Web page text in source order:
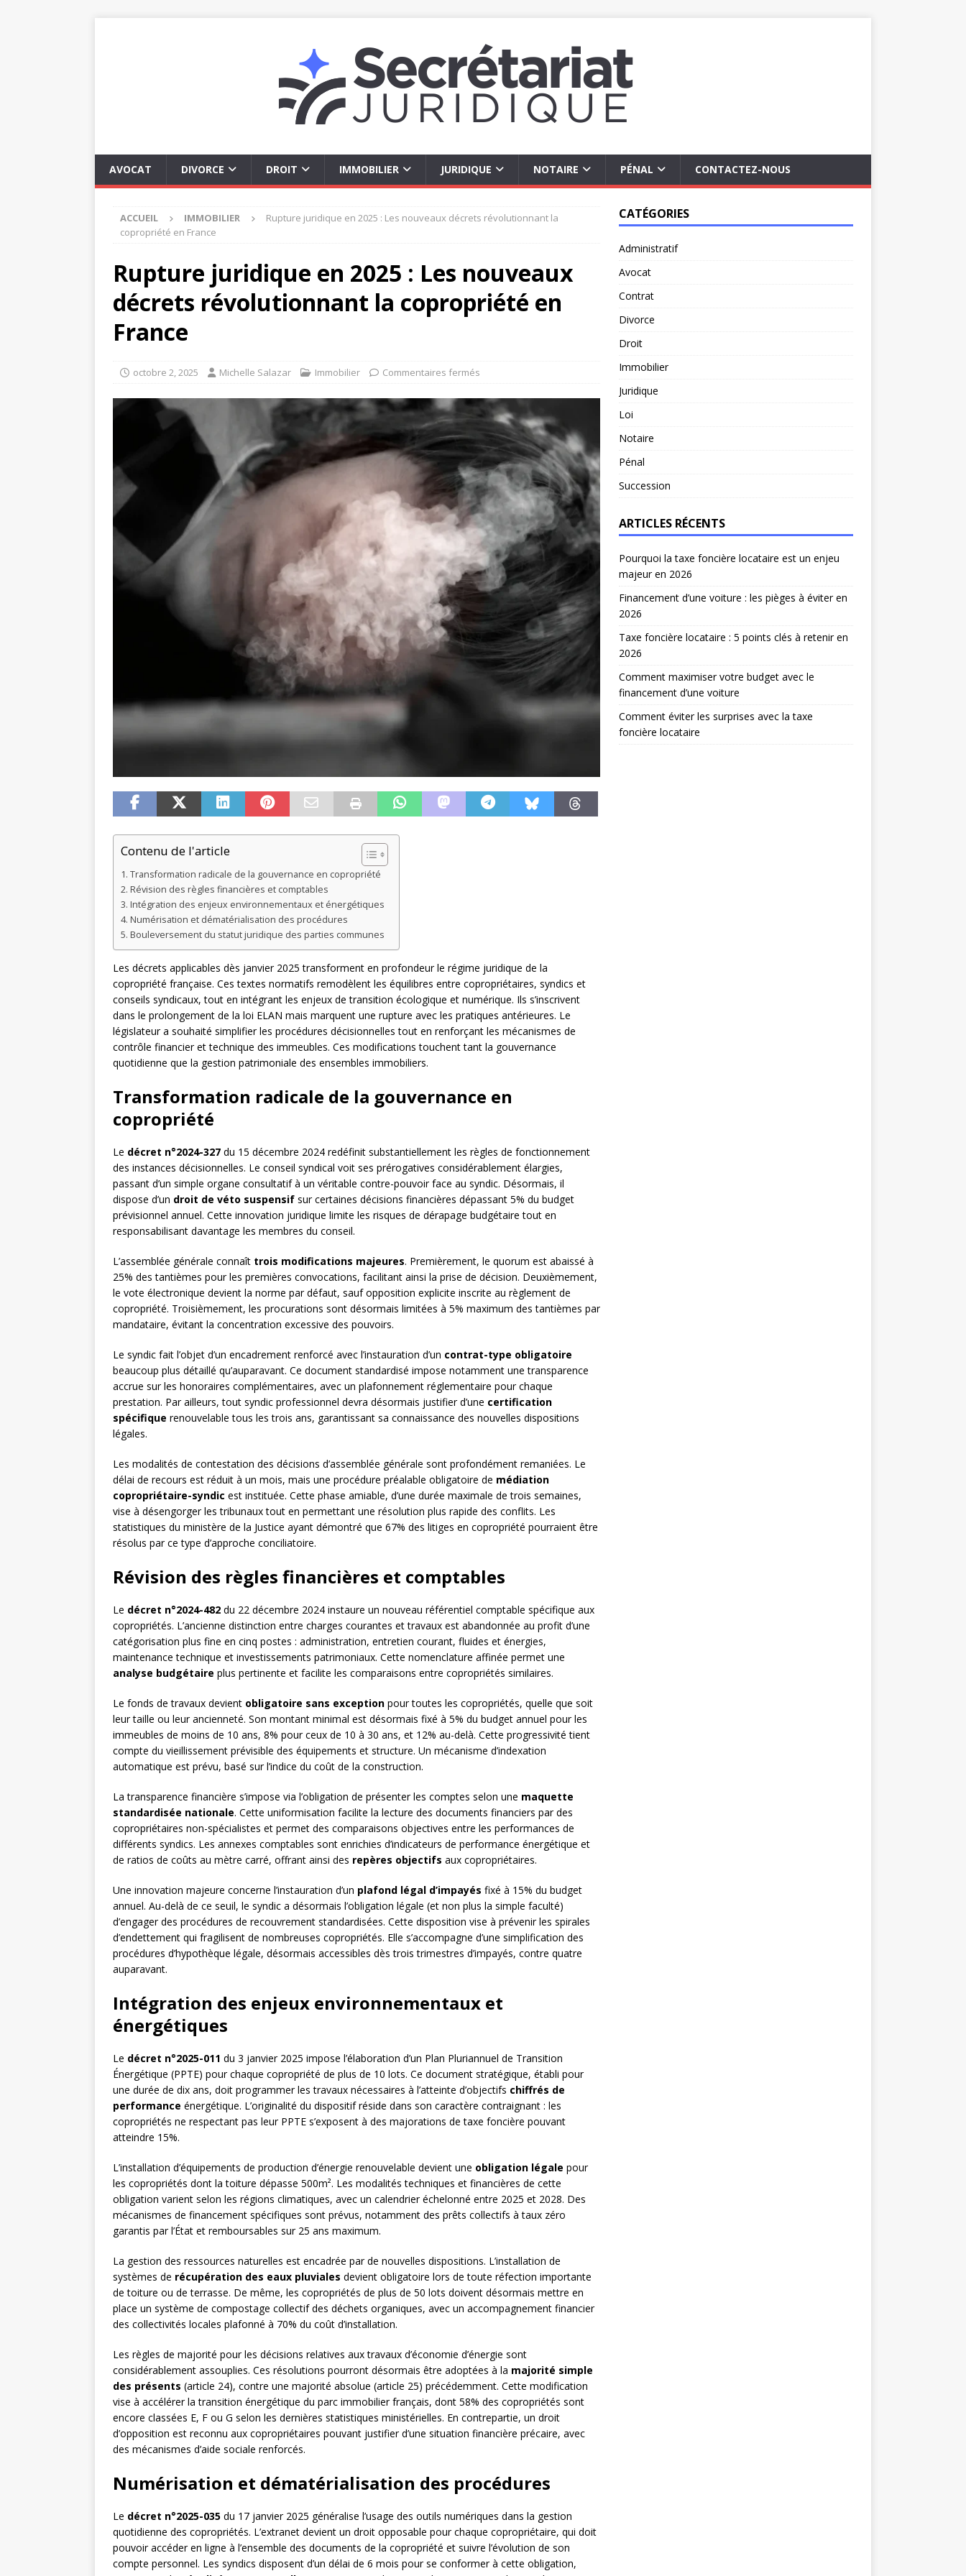
AVOCAT DIVORCE DROIT IMMOBILIER JURIDIQUE NOTAIRE PÉNAL CONTACTEZ-NOUS
ACCUEIL IMMOBILIER
Rupture juridique en 2025 : Les nouveaux décrets révolutionnant la
copropriété en France
Rupture juridique en 2025 : Les nouveaux
décrets révolutionnant la copropriété en
France
octobre 2, 2025 Michelle Salazar Immobilier Commentaires fermés
Contenu de l'article
Transformation radicale de la gouvernance en copropriété
Révision des règles financières et comptables
Intégration des enjeux environnementaux et énergétiques
Numérisation et dématérialisation des procédures
Bouleversement du statut juridique des parties communes
Les décrets applicables dès janvier 2025 transforment en profondeur le régime juridique de la
copropriété française. Ces textes normatifs remodèlent les équilibres entre copropriétaires, syndics et
conseils syndicaux, tout en intégrant les enjeux de transition écologique et numérique. Ils s’inscrivent
dans le prolongement de la loi ELAN mais marquent une rupture avec les pratiques antérieures. Le
législateur a souhaité simplifier les procédures décisionnelles tout en renforçant les mécanismes de
contrôle financier et technique des immeubles. Ces modifications touchent tant la gouvernance
quotidienne que la gestion patrimoniale des ensembles immobiliers.
Transformation radicale de la gouvernance en
copropriété
Le décret n°2024-327 du 15 décembre 2024 redéfinit substantiellement les règles de fonctionnement
des instances décisionnelles. Le conseil syndical voit ses prérogatives considérablement élargies,
passant d’un simple organe consultatif à un véritable contre-pouvoir face au syndic. Désormais, il
dispose d’un droit de véto suspensif sur certaines décisions financières dépassant 5% du budget
prévisionnel annuel. Cette innovation juridique limite les risques de dérapage budgétaire tout en
responsabilisant davantage les membres du conseil.
L’assemblée générale connaît trois modifications majeures. Premièrement, le quorum est abaissé à
25% des tantièmes pour les premières convocations, facilitant ainsi la prise de décision. Deuxièmement,
le vote électronique devient la norme par défaut, sauf opposition explicite inscrite au règlement de
copropriété. Troisièmement, les procurations sont désormais limitées à 5% maximum des tantièmes par
mandataire, évitant la concentration excessive des pouvoirs.
Le syndic fait l’objet d’un encadrement renforcé avec l’instauration d’un contrat-type obligatoire
beaucoup plus détaillé qu’auparavant. Ce document standardisé impose notamment une transparence
accrue sur les honoraires complémentaires, avec un plafonnement réglementaire pour chaque
prestation. Par ailleurs, tout syndic professionnel devra désormais justifier d’une certification
spécifique renouvelable tous les trois ans, garantissant sa connaissance des nouvelles dispositions
légales.
Les modalités de contestation des décisions d’assemblée générale sont profondément remaniées. Le
délai de recours est réduit à un mois, mais une procédure préalable obligatoire de médiation
copropriétaire-syndic est instituée. Cette phase amiable, d’une durée maximale de trois semaines,
vise à désengorger les tribunaux tout en permettant une résolution plus rapide des conflits. Les
statistiques du ministère de la Justice ayant démontré que 67% des litiges en copropriété pourraient être
résolus par ce type d’approche conciliatoire.
Révision des règles financières et comptables
Le décret n°2024-482 du 22 décembre 2024 instaure un nouveau référentiel comptable spécifique aux
copropriétés. L’ancienne distinction entre charges courantes et travaux est abandonnée au profit d’une
catégorisation plus fine en cinq postes : administration, entretien courant, fluides et énergies,
maintenance technique et investissements patrimoniaux. Cette nomenclature affinée permet une
analyse budgétaire plus pertinente et facilite les comparaisons entre copropriétés similaires.
Le fonds de travaux devient obligatoire sans exception pour toutes les copropriétés, quelle que soit
leur taille ou leur ancienneté. Son montant minimal est désormais fixé à 5% du budget annuel pour les
immeubles de moins de 10 ans, 8% pour ceux de 10 à 30 ans, et 12% au-delà. Cette progressivité tient
compte du vieillissement prévisible des équipements et structure. Un mécanisme d’indexation
automatique est prévu, basé sur l’indice du coût de la construction.
La transparence financière s’impose via l’obligation de présenter les comptes selon une maquette
standardisée nationale. Cette uniformisation facilite la lecture des documents financiers par des
copropriétaires non-spécialistes et permet des comparaisons objectives entre les performances de
différents syndics. Les annexes comptables sont enrichies d’indicateurs de performance énergétique et
de ratios de coûts au mètre carré, offrant ainsi des repères objectifs aux copropriétaires.
Une innovation majeure concerne l’instauration d’un plafond légal d’impayés fixé à 15% du budget
annuel. Au-delà de ce seuil, le syndic a désormais l’obligation légale (et non plus la simple faculté)
d’engager des procédures de recouvrement standardisées. Cette disposition vise à prévenir les spirales
d’endettement qui fragilisent de nombreuses copropriétés. Elle s’accompagne d’une simplification des
procédures d’hypothèque légale, désormais accessibles dès trois trimestres d’impayés, contre quatre
auparavant.
Intégration des enjeux environnementaux et
énergétiques
Le décret n°2025-011 du 3 janvier 2025 impose l’élaboration d’un Plan Pluriannuel de Transition
Énergétique (PPTE) pour chaque copropriété de plus de 10 lots. Ce document stratégique, établi pour
une durée de dix ans, doit programmer les travaux nécessaires à l’atteinte d’objectifs chiffrés de
performance énergétique. L’originalité du dispositif réside dans son caractère contraignant : les
copropriétés ne respectant pas leur PPTE s’exposent à des majorations de taxe foncière pouvant
atteindre 15%.
L’installation d’équipements de production d’énergie renouvelable devient une obligation légale pour
les copropriétés dont la toiture dépasse 500m². Les modalités techniques et financières de cette
obligation varient selon les régions climatiques, avec un calendrier échelonné entre 2025 et 2028. Des
mécanismes de financement spécifiques sont prévus, notamment des prêts collectifs à taux zéro
garantis par l’État et remboursables sur 25 ans maximum.
La gestion des ressources naturelles est encadrée par de nouvelles dispositions. L’installation de
systèmes de récupération des eaux pluviales devient obligatoire lors de toute réfection importante
de toiture ou de terrasse. De même, les copropriétés de plus de 50 lots doivent désormais mettre en
place un système de compostage collectif des déchets organiques, avec un accompagnement financier
des collectivités locales plafonné à 70% du coût d’installation.
Les règles de majorité pour les décisions relatives aux travaux d’économie d’énergie sont
considérablement assouplies. Ces résolutions pourront désormais être adoptées à la majorité simple
des présents (article 24), contre une majorité absolue (article 25) précédemment. Cette modification
vise à accélérer la transition énergétique du parc immobilier français, dont 58% des copropriétés sont
encore classées E, F ou G selon les dernières statistiques ministérielles. En contrepartie, un droit
d’opposition est reconnu aux copropriétaires pouvant justifier d’une situation financière précaire, avec
des mécanismes d’aide sociale renforcés.
Numérisation et dématérialisation des procédures
Le décret n°2025-035 du 17 janvier 2025 généralise l’usage des outils numériques dans la gestion
quotidienne des copropriétés. L’extranet devient un droit opposable pour chaque copropriétaire, qui doit
pouvoir accéder en ligne à l’ensemble des documents de la copropriété et suivre l’évolution de son
compte personnel. Les syndics disposent d’un délai de 6 mois pour se conformer à cette obligation,
CATÉGORIES
Administratif
Avocat
Contrat
Divorce
Droit
Immobilier
Juridique
Loi
Notaire
Pénal
Succession
ARTICLES RÉCENTS
Pourquoi la taxe foncière locataire est un enjeu
majeur en 2026
Financement d’une voiture : les pièges à éviter en
2026
Taxe foncière locataire : 5 points clés à retenir en
2026
Comment maximiser votre budget avec le
financement d’une voiture
Comment éviter les surprises avec la taxe
foncière locataire